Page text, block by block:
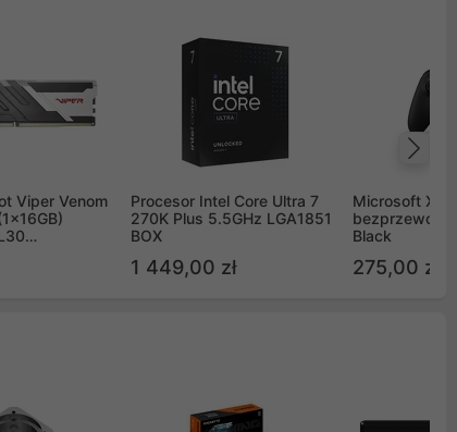
Viper Venom
Procesor Intel Core Ultra 7
270K Plus 5.5GHz LGA1851
BOX
1 449,00 zł
Microsoft
Black
275,00 zł